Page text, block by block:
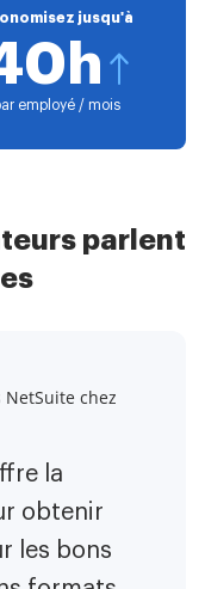
jusqu'à
employé / mois
parlent
chez
la
obtenir
les bons
chezYelp
la vie.
des
! Il est
de faire
chez
à
les
créer